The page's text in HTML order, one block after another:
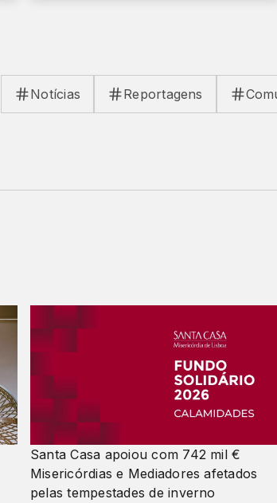
Notícias Reportagens
Santa Casa apoiou com 742 mil €
Misericórdias e Mediadores afetados
pelas tempestades de inverno